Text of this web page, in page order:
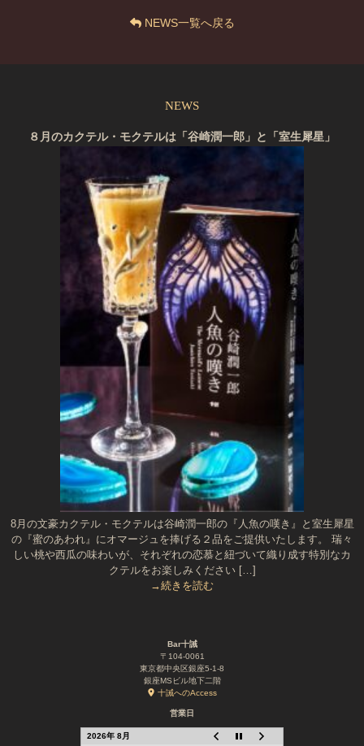
NEWS一覧へ戻る
NEWS
８月のカクテル・モクテルは「谷崎潤一郎」と「室生犀星」
8月の文豪カクテル・モクテルは谷崎潤一郎の『人魚の嘆き』と室生犀星
の『蜜のあわれ』にオマージュを捧げる２品をご提供いたします。 瑞々
しい桃や西瓜の味わいが、それぞれの恋慕と紐づいて織り成す特別なカ
クテルをお楽しみください […]
→続きを読む
Bar十誡
〒104-0061
東京都中央区銀座5-1-8
銀座MSビル地下二階
十誡へのAccess
営業日
2026年 8月